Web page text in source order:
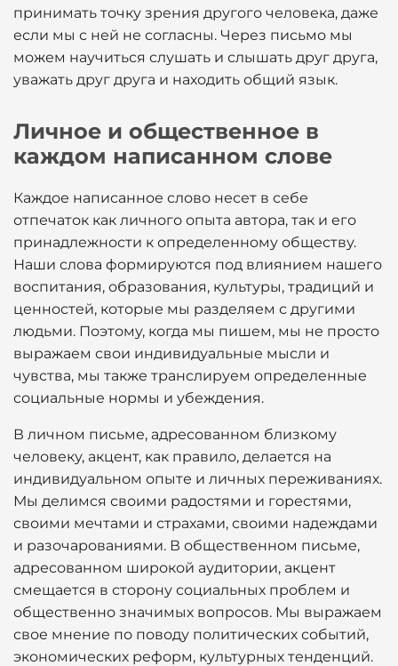
принимать точку зрения другого человека, даже
если мы с ней не согласны. Через письмо мы
можем научиться слушать и слышать друг друга,
уважать друг друга и находить общий язык.
Личное и общественное в
каждом написанном слове
Каждое написанное слово несет в себе
отпечаток как личного опыта автора, так и его
принадлежности к определенному обществу.
Наши слова формируются под влиянием нашего
воспитания, образования, культуры, традиций и
ценностей, которые мы разделяем с другими
людьми. Поэтому, когда мы пишем, мы не просто
выражаем свои индивидуальные мысли и
чувства, мы также транслируем определенные
социальные нормы и убеждения.
В личном письме, адресованном близкому
человеку, акцент, как правило, делается на
индивидуальном опыте и личных переживаниях.
Мы делимся своими радостями и горестями,
своими мечтами и страхами, своими надеждами
и разочарованиями. В общественном письме,
адресованном широкой аудитории, акцент
смещается в сторону социальных проблем и
общественно значимых вопросов. Мы выражаем
свое мнение по поводу политических событий,
экономических реформ, культурных тенденций.